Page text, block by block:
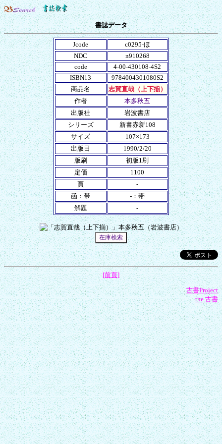
書誌データ
Jcode
c0295-ほ
NDC
n910268
code
4-00-430108-4S2
ISBN13
9784004301080S2
商品名
志賀直哉（上下揃）
作者
本多秋五
出版社
岩波書店
シリーズ
新書赤新108
サイズ
107×173
出版日
1990/2/20
版刷
初版1刷
定価
1100
頁
-
函：帯
-：帯
解題
-
[前頁]
古書Project
the 古書